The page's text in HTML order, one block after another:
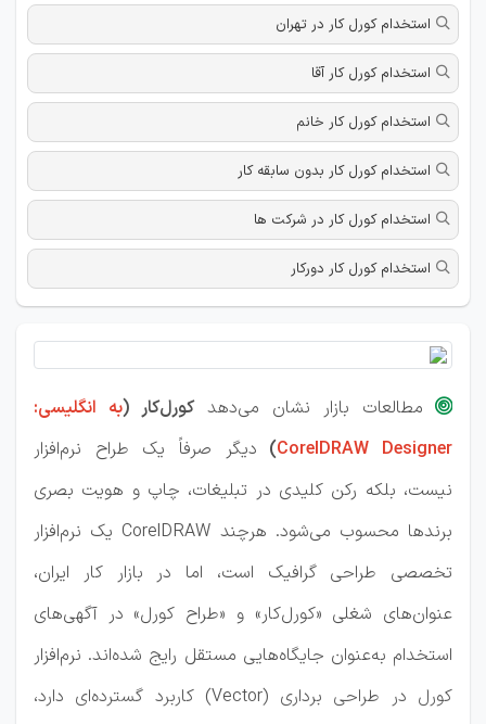
استخدام کورل کار در تهران
استخدام کورل کار آقا
استخدام کورل کار خانم
استخدام کورل کار بدون سابقه کار
استخدام کورل کار در شرکت ها
استخدام کورل کار دورکار
 مطالعات بازار نشان می‌دهدکورل‌کار (به انگلیسی:
CorelDRAW Designer
) دیگر صرفاً یک طراح نرم‌افزار
نیست، بلکه رکن کلیدی در تبلیغات، چاپ و هویت بصری
برندها محسوب می‌شود. هرچند CorelDRAW یک نرم‌افزار
تخصصی طراحی گرافیک است، اما در بازار کار ایران،
عنوان‌های شغلی «کورل‌کار» و «طراح کورل» در آگهی‌های
استخدام به‌عنوان جایگاه‌هایی مستقل رایج شده‌اند. نرم‌افزار
کورل در طراحی برداری (Vector) کاربرد گسترده‌ای دارد،